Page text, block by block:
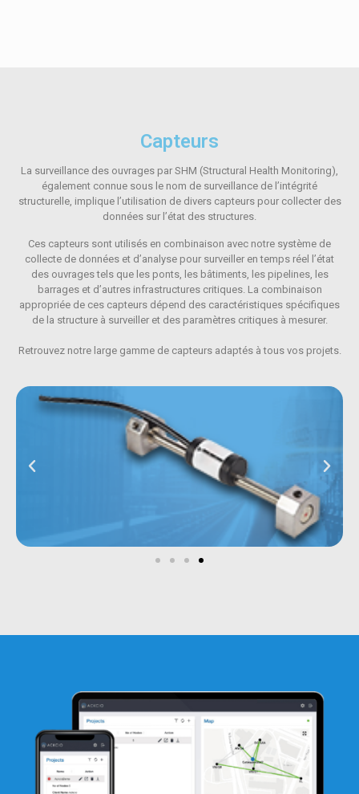
Capteurs
La surveillance des ouvrages par SHM (Structural Health Monitoring),
également connue sous le nom de surveillance de l’intégrité
structurelle, implique l’utilisation de divers capteurs pour collecter des
données sur l’état des structures.
Ces capteurs sont utilisés en combinaison avec notre système de
collecte de données et d’analyse pour surveiller en temps réel l’état
des ouvrages tels que les ponts, les bâtiments, les pipelines, les
barrages et d’autres infrastructures critiques. La combinaison
appropriée de ces capteurs dépend des caractéristiques spécifiques
de la structure à surveiller et des paramètres critiques à mesurer.
Retrouvez notre large gamme de capteurs adaptés à tous vos projets.